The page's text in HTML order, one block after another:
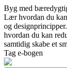
Byg med
Lær hvordan du
og
hvordan du kan
samtidig skabe et
Tag e-bogen